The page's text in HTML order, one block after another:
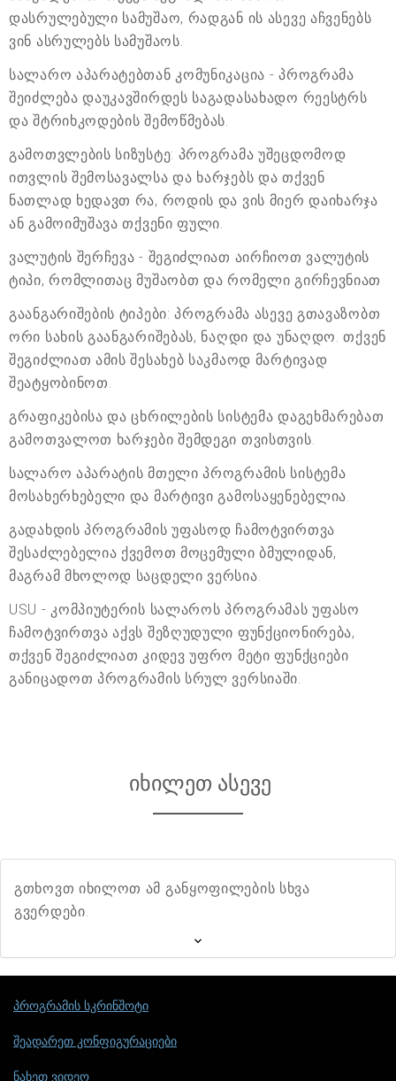
დასრულებული სამუშაო, რადგან ის ასევე აჩვენებს
ვინ ასრულებს სამუშაოს.
სალარო აპარატებთან კომუნიკაცია - პროგრამა
შეიძლება დაუკავშირდეს საგადასახადო რეესტრს
და შტრიხკოდების შემოწმებას.
გამოთვლების სიზუსტე: პროგრამა უშეცდომოდ
ითვლის შემოსავალსა და ხარჯებს და თქვენ
ნათლად ხედავთ რა, როდის და ვის მიერ დაიხარჯა
ან გამოიმუშავა თქვენი ფული.
ვალუტის შერჩევა - შეგიძლიათ აირჩიოთ ვალუტის
ტიპი, რომლითაც მუშაობთ და რომელი გირჩევნიათ
გაანგარიშების ტიპები: პროგრამა ასევე გთავაზობთ
ორი სახის გაანგარიშებას, ნაღდი და უნაღდო. თქვენ
შეგიძლიათ ამის შესახებ საკმაოდ მარტივად
შეატყობინოთ.
გრაფიკებისა და ცხრილების სისტემა დაგეხმარებათ
გამოთვალოთ ხარჯები შემდეგი თვისთვის.
სალარო აპარატის მთელი პროგრამის სისტემა
მოსახერხებელი და მარტივი გამოსაყენებელია.
გადახდის პროგრამის უფასოდ ჩამოტვირთვა
შესაძლებელია ქვემოთ მოცემული ბმულიდან,
მაგრამ მხოლოდ საცდელი ვერსია.
USU - კომპიუტერის სალაროს პროგრამას უფასო
ჩამოტვირთვა აქვს შეზღუდული ფუნქციონირება,
თქვენ შეგიძლიათ კიდევ უფრო მეტი ფუნქციები
განიცადოთ პროგრამის სრულ ვერსიაში.
იხილეთ ასევე
გთხოვთ იხილოთ ამ განყოფილების სხვა
გვერდები.
პროგრამის სკრინშოტი
შეადარეთ კონფიგურაციები
ნახეთ ვიდეო